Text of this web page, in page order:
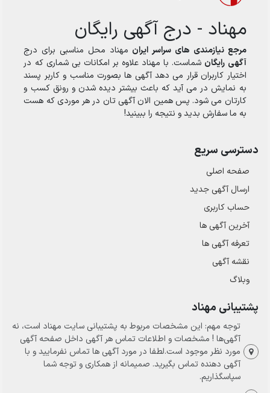
مهناد - درج آگهی رایگان
مرجع نیازمندی های سراسر ایران مهناد محل مناسبی برای درج
آگهی رایگان شماست. با مهناد علاوه بر امکانات بی شماری که در
اختیار کاربران قرار می دهد آگهی ها بصورت مناسب و کاربر پسند
به نمایش در می آید که باعث بیشتر دیده شدن و رونق کسب و
کارتان می شود. پس همین الان آگهی تان در هر موردی که هست
به ما سفارش بدید و نتیجه را ببینید!
دسترسی سریع
صفحه اصلی
ارسال‌ آگهی جدید
حساب کاربری
آخرین آگهی ها
تعرفه آگهی ها
نقشه آگهی
وبلاگ
پشتیبانی مهناد
توجه مهم: این مشخصات مربوط به پشتیبانی سایت مهناد است، نه
آگهی‌ها ! مشخصات و اطلاعات تماس هر آگهی داخل صفحه آگهی
مورد نظر موجود است.لطفا در مورد آگهی ها تماس نفرمایید و با
آگهی دهنده تماس بگیرید. صمیمانه از همکاری و توجه شما
سپاسگذاریم.